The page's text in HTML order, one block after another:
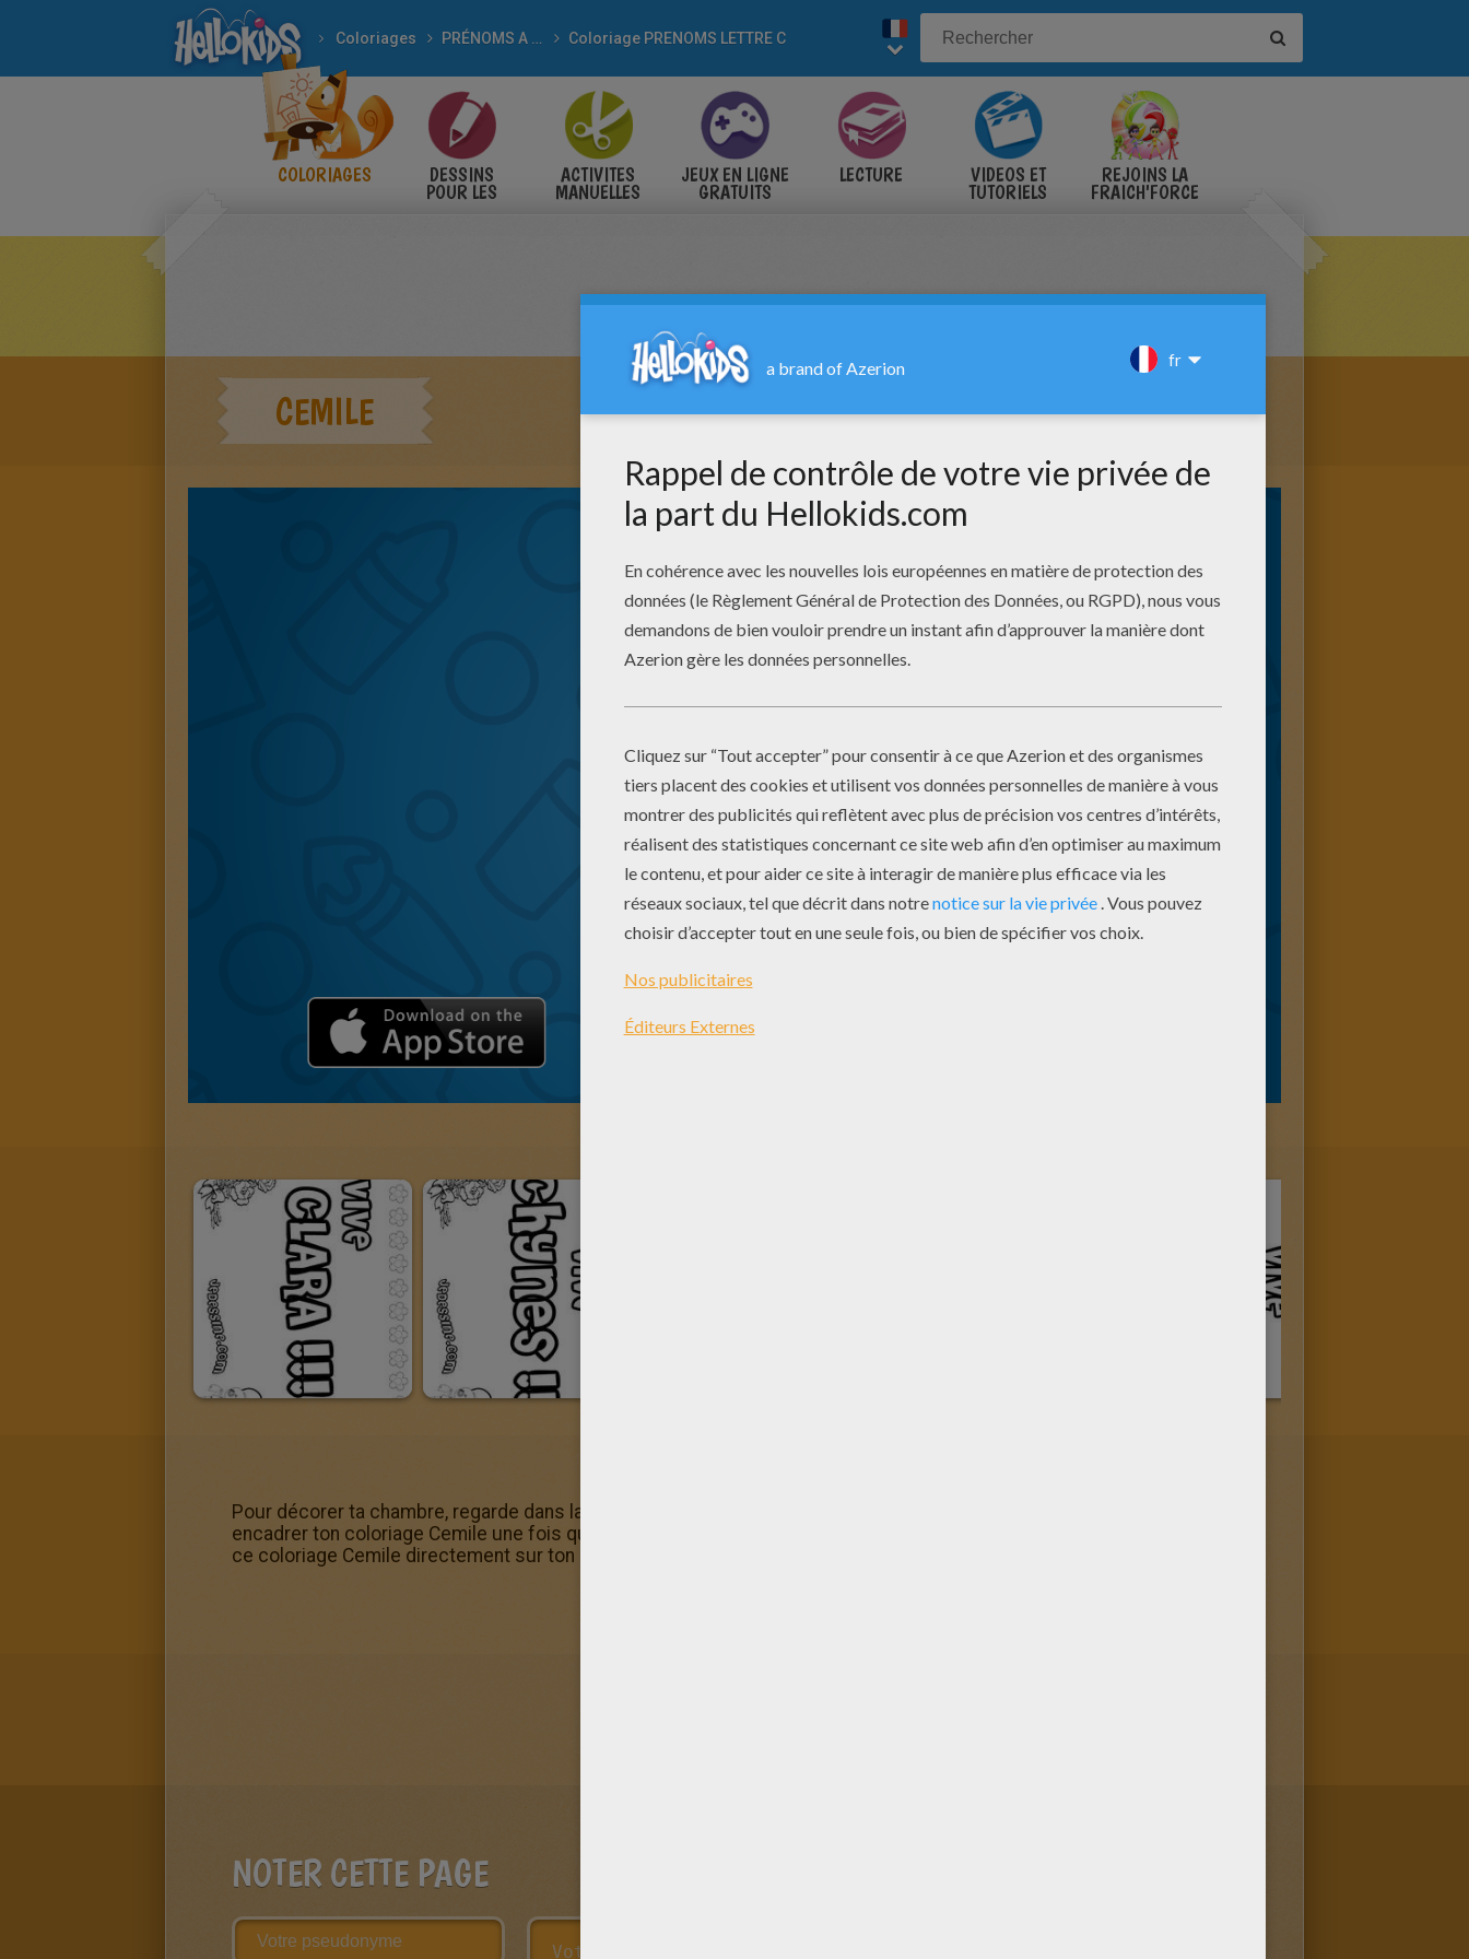
Coloriages PRÉNOMS A COLORIER Coloriage PRENOMS LETTRE C
COLORIAGES DESSINS
POUR LES
ACTIVITES
MANUELLES
JEUX EN LIGNE
GRATUITS
LECTURE VIDÉOS ET
TUTORIELS
REJOINS LA
FRAICH'FORCE
CEMILE
Pour décorer ta chambre, regarde dans la rubrique activités manuelles d'Hellokids. Tu pourras apprendre comment
encadrer ton coloriage Cemile une fois que tu l'auras terminé Télécharge l'application gratuite d'Hellokids et colorie
ce coloriage Cemile directement sur ton smartphone ou ta tablette.
NOTER CETTE PAGE